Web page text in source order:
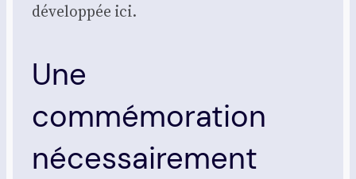
déve­lop­pée ici.
Une
commémoration
nécessairement